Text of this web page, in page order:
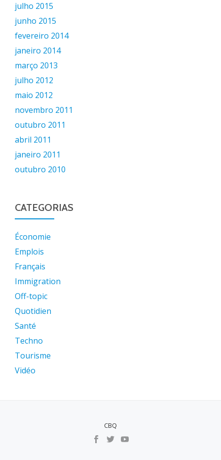
julho 2015
junho 2015
fevereiro 2014
janeiro 2014
março 2013
julho 2012
maio 2012
novembro 2011
outubro 2011
abril 2011
janeiro 2011
outubro 2010
CATEGORIAS
Économie
Emplois
Français
Immigration
Off-topic
Quotidien
Santé
Techno
Tourisme
Vidéo
CBQ